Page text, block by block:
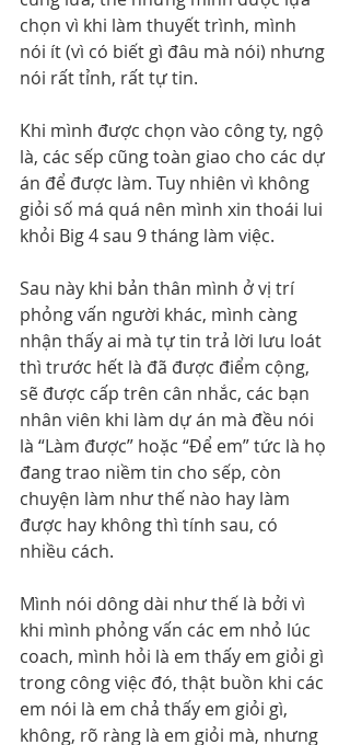
chọn vì khi làm thuyết trình, mình
nói ít (vì có biết gì đâu mà nói) nhưng
nói rất tỉnh, rất tự tin.
Khi mình được chọn vào công ty, ngộ
là, các sếp cũng toàn giao cho các dự
án để được làm. Tuy nhiên vì không
giỏi số má quá nên mình xin thoái lui
khỏi Big 4 sau 9 tháng làm việc.
Sau này khi bản thân mình ở vị trí
phỏng vấn người khác, mình càng
nhận thấy ai mà tự tin trả lời lưu loát
thì trước hết là đã được điểm cộng,
sẽ được cấp trên cân nhắc, các bạn
nhân viên khi làm dự án mà đều nói
là “Làm được” hoặc “Để em” tức là họ
đang trao niềm tin cho sếp, còn
chuyện làm như thế nào hay làm
được hay không thì tính sau, có
nhiều cách.
Mình nói dông dài như thế là bởi vì
khi mình phỏng vấn các em nhỏ lúc
coach, mình hỏi là em thấy em giỏi gì
trong công việc đó, thật buồn khi các
em nói là em chả thấy em giỏi gì,
không, rõ ràng là em giỏi mà, nhưng